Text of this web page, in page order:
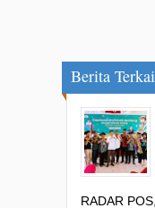
Berita
RADAR